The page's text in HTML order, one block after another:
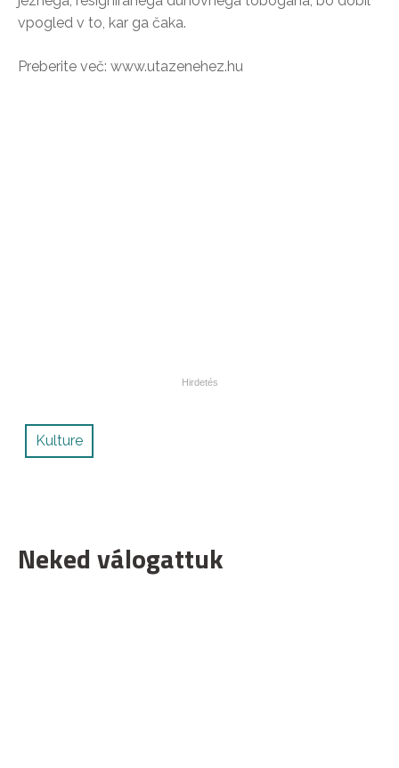
vpogled v to, kar ga čaka.
Preberite več: www.utazenehez.hu
Kulture
Neked válogattuk